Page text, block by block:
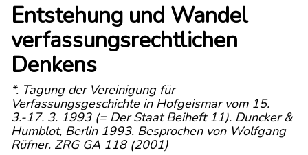
Entstehung und Wandel
verfassungsrechtlichen
Denkens
*. Tagung der Vereinigung für
Verfassungsgeschichte in Hofgeismar vom 15.
3.-17. 3. 1993 (= Der Staat Beiheft 11). Duncker &
Humblot, Berlin 1993. Besprochen von Wolfgang
Rüfner. ZRG GA 118 (2001)